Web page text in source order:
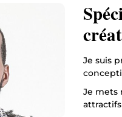
Je suis
Je mets